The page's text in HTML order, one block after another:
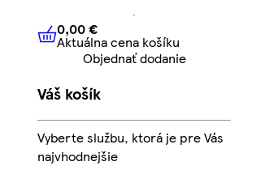
0,00 € Aktuálna cena košíku
0,00 €
Aktuálna cena košíku
Objednať dodanie
Váš košík
Vyberte službu, ktorá je pre Vás
najvhodnejšie